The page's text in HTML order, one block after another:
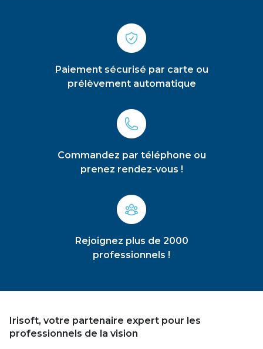
Paiement sécurisé par carte ou
prélèvement automatique
Commandez par téléphone ou
prenez rendez-vous !
Rejoignez plus de 2000
professionnels !
Irisoft, votre partenaire expert pour les
professionnels de la vision